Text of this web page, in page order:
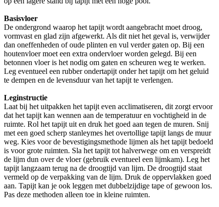
Basisvloer
De ondergrond waarop het tapijt wordt aangebracht moet droog,
vormvast en glad zijn afgewerkt. Als dit niet het geval is, verwijder
dan oneffenheden of oude plinten en vul verder gaten op. Bij een
houtenvloer moet een extra ondervloer worden gelegd. Bij een
betonnen vloer is het nodig om gaten en scheuren weg te werken.
Leg eventueel een rubber ondertapijt onder het tapijt om het geluid
te dempen en de levensduur van het tapijt te verlengen.
Leginstructie
Laat bij het uitpakken het tapijt even acclimatiseren, dit zorgt ervoor
dat het tapijt kan wennen aan de temperatuur en vochtigheid in de
ruimte. Rol het tapijt uit en druk het goed aan tegen de muren. Snij
met een goed scherp stanleymes het overtollige tapijt langs de muur
weg. Kies voor de bevestigingsmethode lijmen als het tapijt bedoeld
is voor grote ruimten. Sla het tapijt tot halverwege om en verspreidt
de lijm dun over de vloer (gebruik eventueel een lijmkam). Leg het
tapijt langzaam terug na de droogtijd van lijm. De droogtijd staat
vermeld op de verpakking van de lijm. Druk de oppervlakken goed
aan. Tapijt kan je ook leggen met dubbelzijdige tape of gewoon los.
Pas deze methoden alleen toe in kleine ruimten.